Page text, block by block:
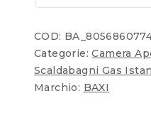
COD:
Categorie:Camera
Scaldabagni Gas
Marchio: BAXI